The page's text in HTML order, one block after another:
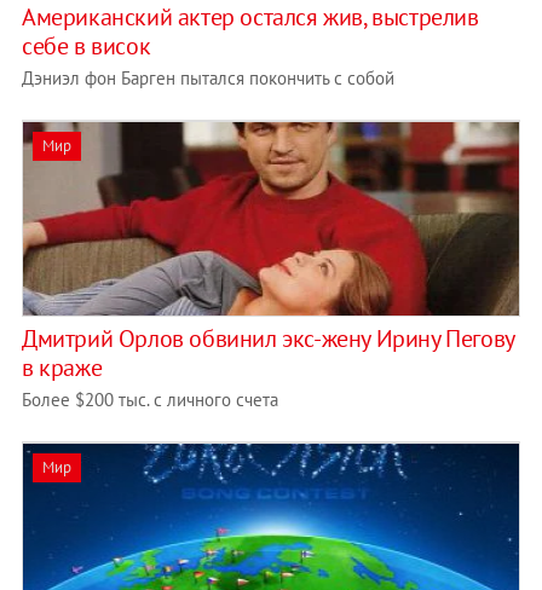
Американский актер остался жив, выстрелив
себе в висок
Дэниэл фон Барген пытался покончить с собой
Мир
Дмитрий Орлов обвинил экс-жену Ирину Пегову
в краже
Более $200 тыс. с личного счета
Мир